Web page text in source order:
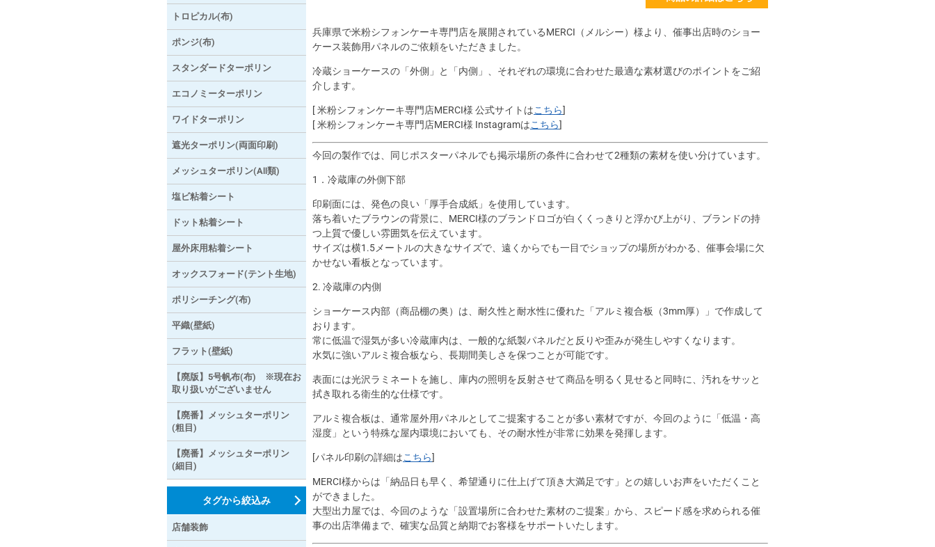
兵庫県で米粉シフォンケーキ専門店を展開されているMERCI（メルシー）様より、催事出店時のショー
ケース装飾用パネルのご依頼をいただきました。
冷蔵ショーケースの「外側」と「内側」、それぞれの環境に合わせた最適な素材選びのポイントをご紹
介します。
[ 米粉シフォンケーキ専門店MERCI様 公式サイトはこちら]
[ 米粉シフォンケーキ専門店MERCI様 Instagramはこちら]
今回の製作では、同じポスターパネルでも掲示場所の条件に合わせて2種類の素材を使い分けています。
1．冷蔵庫の外側下部
印刷面には、発色の良い「厚手合成紙」を使用しています。
落ち着いたブラウンの背景に、MERCI様のブランドロゴが白くくっきりと浮かび上がり、ブランドの持
つ上質で優しい雰囲気を伝えています。
サイズは横1.5メートルの大きなサイズで、遠くからでも一目でショップの場所がわかる、催事会場に欠
かせない看板となっています。
2. 冷蔵庫の内側
ショーケース内部（商品棚の奥）は、耐久性と耐水性に優れた「アルミ複合板（3mm厚）」で作成して
おります。
常に低温で湿気が多い冷蔵庫内は、一般的な紙製パネルだと反りや歪みが発生しやすくなります。
水気に強いアルミ複合板なら、長期間美しさを保つことが可能です。
表面には光沢ラミネートを施し、庫内の照明を反射させて商品を明るく見せると同時に、汚れをサッと
拭き取れる衛生的な仕様です。
アルミ複合板は、通常屋外用パネルとしてご提案することが多い素材ですが、今回のように「低温・高
湿度」という特殊な屋内環境においても、その耐水性が非常に効果を発揮します。
[パネル印刷の詳細はこちら]
MERCI様からは「納品日も早く、希望通りに仕上げて頂き大満足です」との嬉しいお声をいただくこと
ができました。
大型出力屋では、今回のような「設置場所に合わせた素材のご提案」から、スピード感を求められる催
事の出店準備まで、確実な品質と納期でお客様をサポートいたします。
トロピカル(布)
ポンジ(布)
スタンダードターポリン
エコノミーターポリン
ワイドターポリン
遮光ターポリン(両面印刷)
メッシュターポリン(AⅡ類)
塩ビ粘着シート
ドット粘着シート
屋外床用粘着シート
オックスフォード(テント生地)
ポリシーチング(布)
平織(壁紙)
フラット(壁紙)
【廃版】5号帆布(布) ※現在お
取り扱いがございません
【廃番】メッシュターポリン
(粗目)
【廃番】メッシュターポリン
(細目)
タグから絞込み
店舗装飾